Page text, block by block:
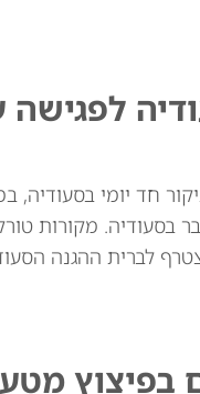
חד יומי
מקורות
לברית ההגנה